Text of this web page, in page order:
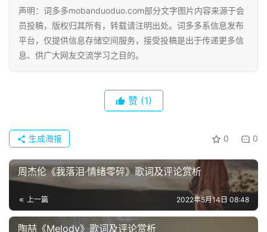
句
经
典
今
诗
词
用
贺
声明：词多多mobanduoduo.com部分文字图片内容来源于会
员投稿，版权归其所有，转载请注明出处。词多多系信息发布
平台，仅提供信息存储空间服务，接受投稿是出于传递更多信
息、供广大网友交流学习之目的。
赞 (1)
0 0
生成海报
周杰伦《我落泪·情绪零碎》歌词及评论赏析
上一篇 2022年5月14日 08:48
陶喆《Melody》歌词及评论赏析